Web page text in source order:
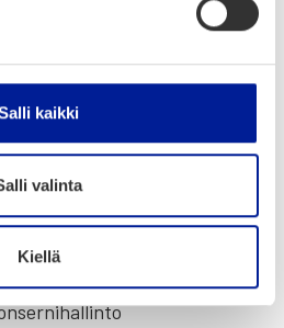
kaikki
valinta
Kiellä
we dive intoBuil­
Com­pe­ti­tion Abi­li­ty
Watch the video